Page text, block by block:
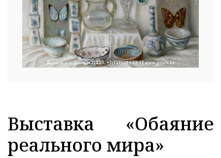
Выставка «Обаяние
реального мира»